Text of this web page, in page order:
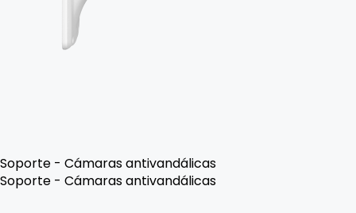
Soporte - Cámaras antivandálicas
Soporte - Cámaras antivandálicas